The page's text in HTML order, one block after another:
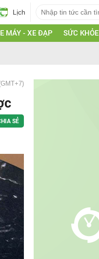
Lịch
MÁY - XE ĐẠP SỨC KHỎE
SẺ